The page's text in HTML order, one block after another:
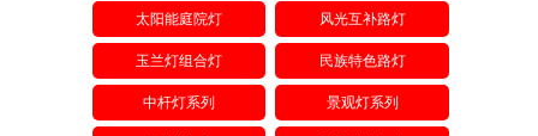
太阳能庭院灯 风光互补路灯
玉兰灯组合灯 民族特色路灯
中杆灯系列 景观灯系列